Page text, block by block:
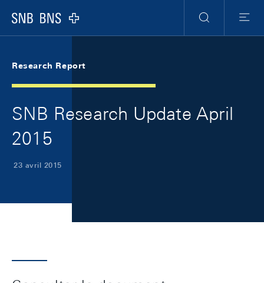
Logo
RechercheMenu
Research Report
SNB Research Update April
2015
23 avril 2015